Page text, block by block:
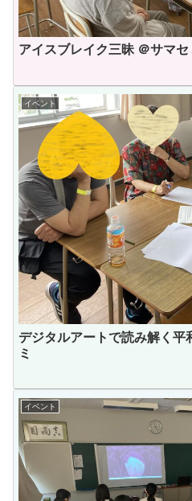
アイスブレイク三昧 ＠サマセ
イベント
デジタルアートで読み解く平
ミ
イベント